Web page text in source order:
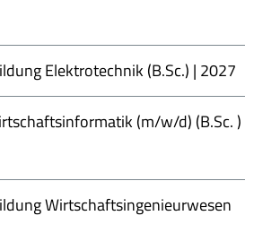
Elektrotechnik (B.Sc.) | 2027
(m/w/d) (B.Sc. )
Wirtschaftsingenieurwesen